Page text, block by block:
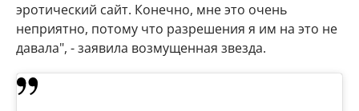
эротический сайт. Конечно, мне это очень
неприятно, потому что разрешения я им на это не
давала", - заявила возмущенная звезда.